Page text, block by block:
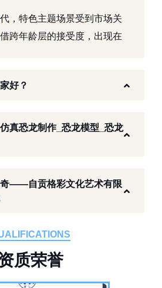
，特色主题场景受到市场关
跨年龄层的接受度，出现在
化艺术有限公司扎根本地产
为各地客户提供史前主题相
恐龙产业全链服务
模型生产的恐龙制作工厂，
标准化生产车间、配套生产
。公司采用按需定制模式，
场景规划，到中期原料选
好？
真恐龙制作_恐龙模型_恐龙
奇——自贡格彩文化艺术有限
质荣誉